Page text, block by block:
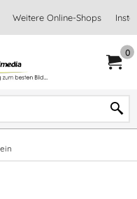
Weitere Online-Shops
0